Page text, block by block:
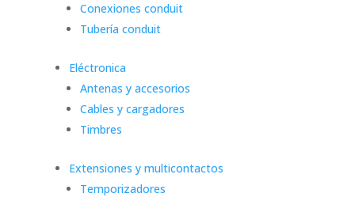
Conexiones conduit
Tubería conduit
Eléctronica
Antenas y accesorios
Cables y cargadores
Timbres
Extensiones y multicontactos
Temporizadores